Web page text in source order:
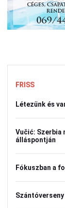
FRISS
Létezünk és
Vučić: Szerbia
álláspontján
Fókuszban a
Szántóverseny